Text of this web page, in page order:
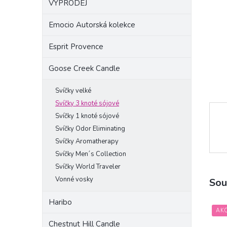
VÝPRODEJ
Emocio Autorská kolekce
Esprit Provence
Goose Creek Candle
Svíčky velké
Svíčky 3 knoté sójové
Svíčky 1 knoté sójové
Svíčky Odor Eliminating
Svíčky Aromatherapy
Svíčky Men´s Collection
Svíčky World Traveler
Vonné vosky
Haribo
Chestnut Hill Candle